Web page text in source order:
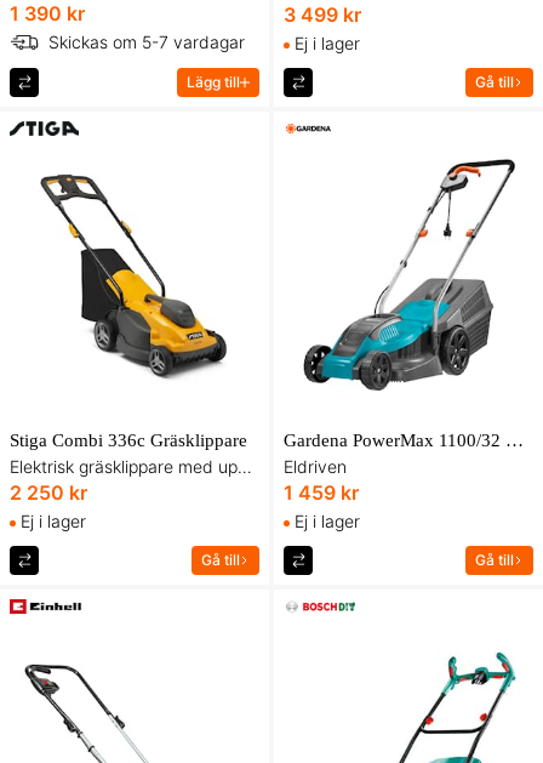
1 390 kr
Skickas om 5-7 vardagar
Lägg till
3 499 kr
Ej i lager
Gå till
Stiga Combi 336c Gräsklippare
Elektrisk gräsklippare med uppsamlare.
2 250 kr
Ej i lager
Gå till
Gardena PowerMax 1100/32 Gräsklippare
Eldriven
1 459 kr
Ej i lager
Gå till